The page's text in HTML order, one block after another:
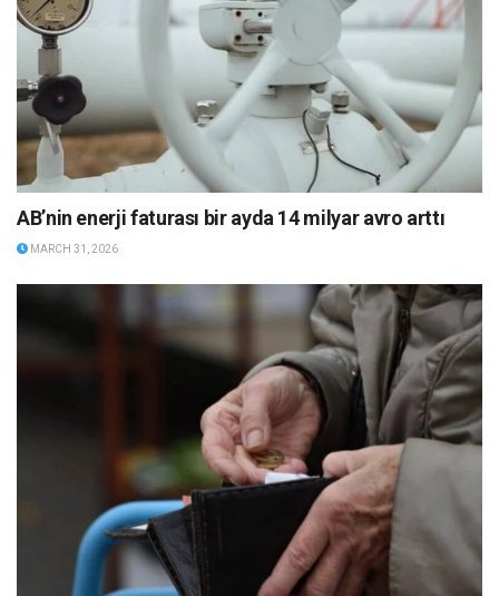
AB’nin enerji faturası bir ayda 14 milyar avro arttı
MARCH 31, 2026